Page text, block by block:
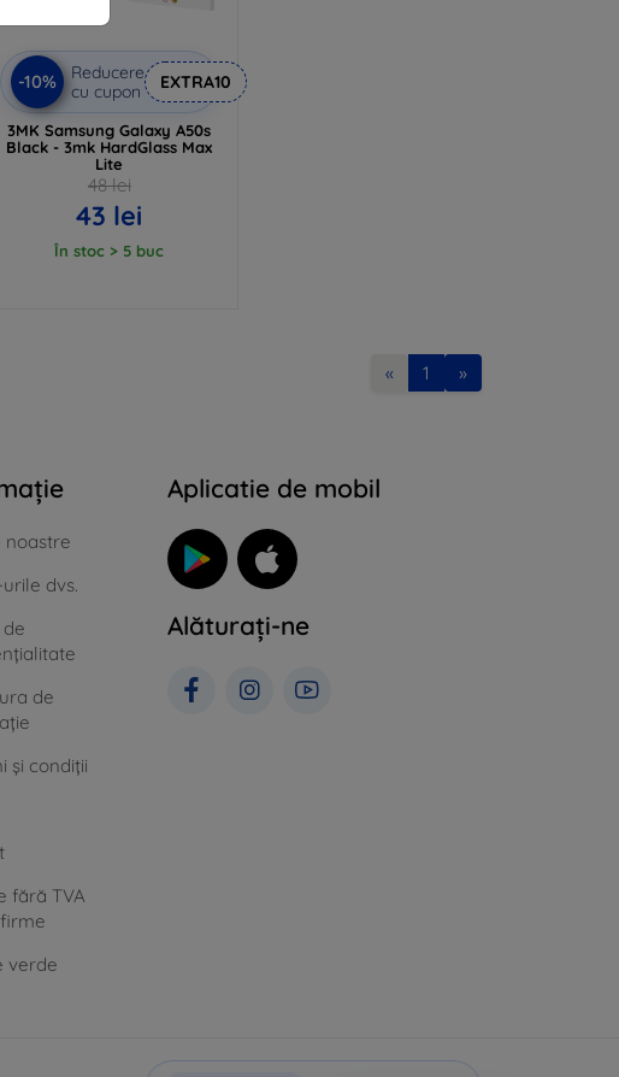
-10%
Reducere
cu cupon
EXTRA10
3MK Samsung Galaxy A50s
Black - 3mk HardGlass Max
Lite
48 lei
43 lei
În stoc > 5 buc
« 1 »
noastre
dvs.
de
și condiții
fără TVA
verde
Aplicatie de mobil
Alăturați-ne